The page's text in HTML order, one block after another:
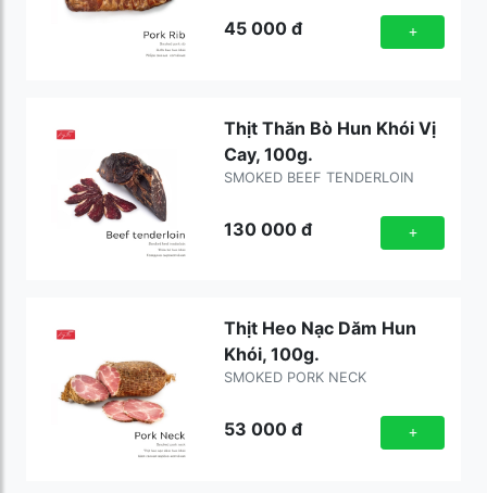
45 000đ +
Thịt Thăn Bò Hun Khói Vị
Cay, 100g.
SMOKED BEEF TENDERLOIN
130 000đ +
Thịt Heo Nạc Dăm Hun
Khói, 100g.
SMOKED PORK NECK
53 000đ +